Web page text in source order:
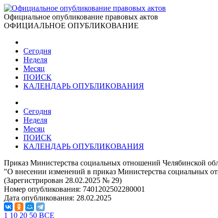
Официальное опубликование правовых актов
ОФИЦИАЛЬНОЕ ОПУБЛИКОВАНИЕ
Сегодня
Неделя
Месяц
ПОИСК
КАЛЕНДАРЬ ОПУБЛИКОВАНИЯ
Сегодня
Неделя
Месяц
ПОИСК
КАЛЕНДАРЬ ОПУБЛИКОВАНИЯ
Приказ Министерства социальных отношений Челябинской
"О внесении изменений в приказ Министерства социальных
(Зарегистрирован 28.02.2025 № 29)
Номер опубликования: 7401202502280001
Дата опубликования: 28.02.2025
1 10 20 50 ВСЕ